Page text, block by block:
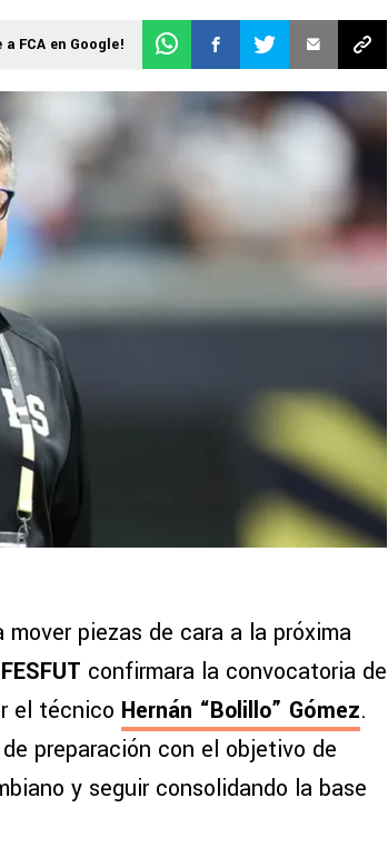
a FCA en Google!
mover piezas de cara a la próxima
FESFUT confirmara la convocatoria de
el técnico Hernán “Bolillo” Gómez.
preparación con el objetivo de
y seguir consolidando la base